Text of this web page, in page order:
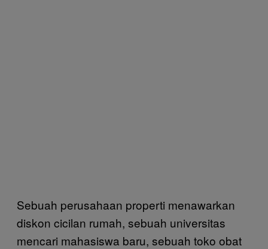
Sebuah perusahaan properti menawarkan
diskon cicilan rumah, sebuah universitas
mencari mahasiswa baru, sebuah toko obat